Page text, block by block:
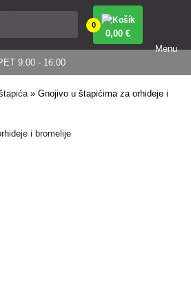
9:00 - 16:00
0
0,00 €
Menu
»Gnojivo u štapićima za orhideje i